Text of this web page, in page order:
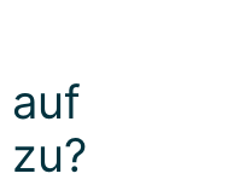
auf